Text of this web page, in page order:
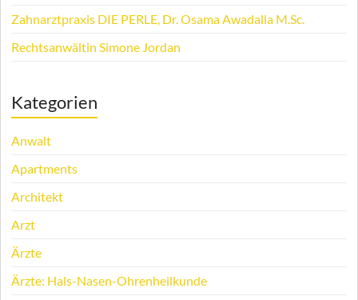
Zahnarztpraxis DIE PERLE, Dr. Osama Awadalla M.Sc.
Rechtsanwältin Simone Jordan
Kategorien
Anwalt
Apartments
Architekt
Arzt
Ärzte
Ärzte: Hals-Nasen-Ohrenheilkunde